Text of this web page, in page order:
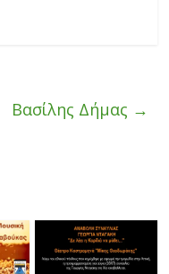
Βασίλης Δήμας →